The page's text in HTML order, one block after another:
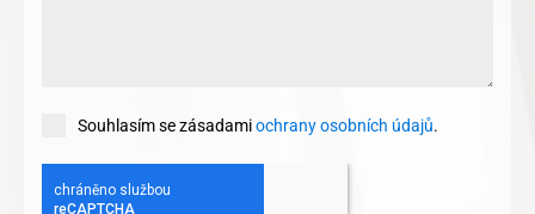
Souhlasím se zásadamiochrany osobních údajů.